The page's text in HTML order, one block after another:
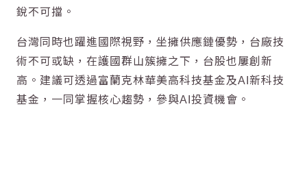
銳不可擋。
台灣同時也躍進國際視野，坐擁供應鏈優勢，台廠技
術不可或缺，在護國群山簇擁之下，台股也屢創新
高。建議可透過富蘭克林華美高科技基金及AI新科技
基金，一同掌握核心趨勢，參與AI投資機會。